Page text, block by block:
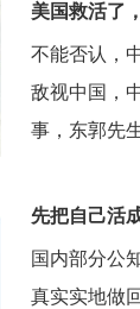
美国救活了
不能否认，
敌视中国，
事，东郭先
先把自己活
国内部分公
真实实地做